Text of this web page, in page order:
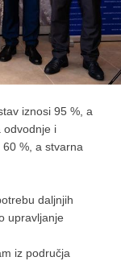
iznosi 95 %, a
odvodnje i
%, a stvarna
daljnjih
upravljanje
iz područja